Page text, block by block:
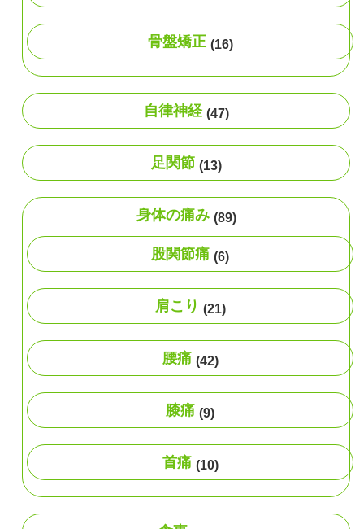
骨盤矯正 (16)
自律神経 (47)
足関節 (13)
身体の痛み (89)
股関節痛 (6)
肩こり (21)
腰痛 (42)
膝痛 (9)
首痛 (10)